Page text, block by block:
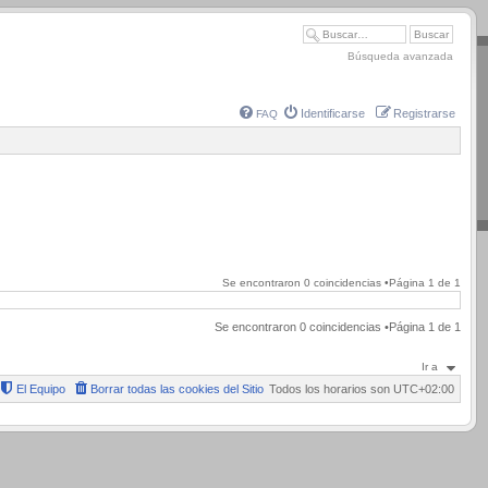
Búsqueda avanzada
FAQ Identificarse Registrarse
Se encontraron 0 coincidencias •Página 1 de 1
Se encontraron 0 coincidencias •Página 1 de 1
Ir a
Todos los horarios son UTC+02:00
Borrar todas las cookies del Sitio
El Equipo